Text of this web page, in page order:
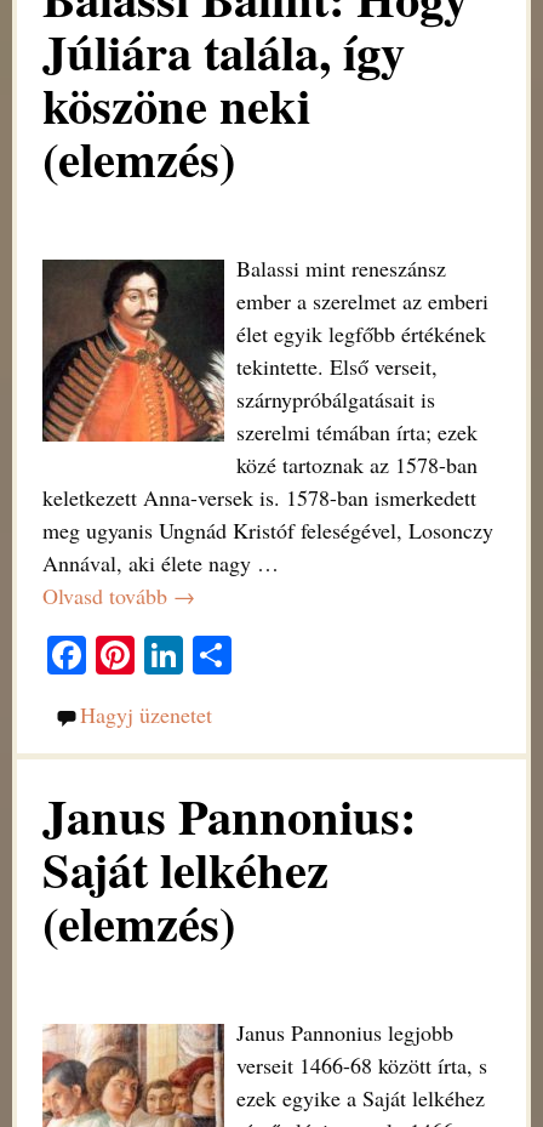
Júliára talála, így
köszöne neki
(elemzés)
Balassi mint reneszánsz
ember a szerelmet az emberi
élet egyik legfőbb értékének
tekintette. Első verseit,
szárnypróbálgatásait is
szerelmi témában írta; ezek
közé tartoznak az 1578-ban
keletkezett Anna-versek is. 1578-ban ismerkedett
meg ugyanis Ungnád Kristóf feleségével, Losonczy
Annával, aki élete nagy …
Olvasd tovább →
Fa
bo
ok
Pi
er
es
t
Li
ed
In m
eg
Hagyj üzenetet
Janus Pannonius:
Saját lelkéhez
(elemzés)
Janus Pannonius legjobb
verseit 1466-68 között írta, s
ezek egyike a Saját lelkéhez